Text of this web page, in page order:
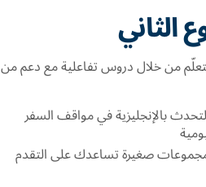
الثاني
من خلال دروس تفاعلية مع دعم من
بالإنجليزية في مواقف السفر
صغيرة تساعدك على التقدم